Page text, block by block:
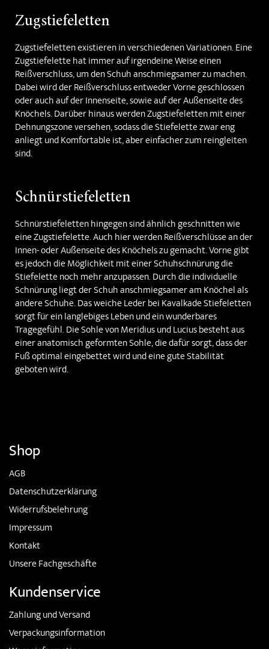
Zugstiefeletten
Zugstiefeletten existieren in verschiedenen Variationen. Eine
Zugstiefelette hat immer auf irgendeine Weise einen
Reißverschluss, um den Schuh anschmiegsamer zu machen.
Dabei wird der Reißverschluss entweder Vorne geschlossen
oder auch auf der Innenseite, sowie auf der Außenseite des
Knöchels. Darüber hinaus werden Zugstiefeletten mit einer
Dehnungszone versehen, sodass die Stiefelette zwar eng
anliegt und Komfortable ist, aber einfacher zum reingleiten
sind.
Schnürstiefeletten
Schnürstiefeletten hingegen sind ähnlich geschnitten wie
eine Zugstiefelette. Auch hier werden Reißverschlüsse an der
Innen- oder Außenseite des Knöchels zu gemacht. Vorne gibt
es jedoch die Möglichkeit mit einer Schuhschnürung die
Stiefelette noch mehr anzupassen. Durch die individuelle
Schnürung liegt der Schuh anschmiegsamer am Knöchel als
andere Schuhe. Das weiche Leder bei Kavalkade Stiefeletten
sorgt für ein langlebiges Leben und ein wunderbares
Tragegefühl. Die Sohle von Meridius und Lucius besteht aus
einer anatomisch geformten Sohle, die dafür sorgt, dass der
Fuß optimal eingebettet wird und eine gute Stabilität
geboten wird.
Shop
AGB
Datenschutzerklärung
Widerrufsbelehrung
Impressum
Kontakt
Unsere Fachgeschäfte
Kundenservice
Zahlung und Versand
Verpackungsinformation